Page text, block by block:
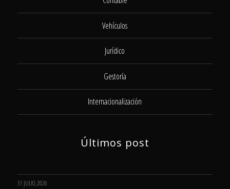
Vehículos
Jurídico
Gestoría
Internacionalización
Últimos post
31 JULIO, 2026